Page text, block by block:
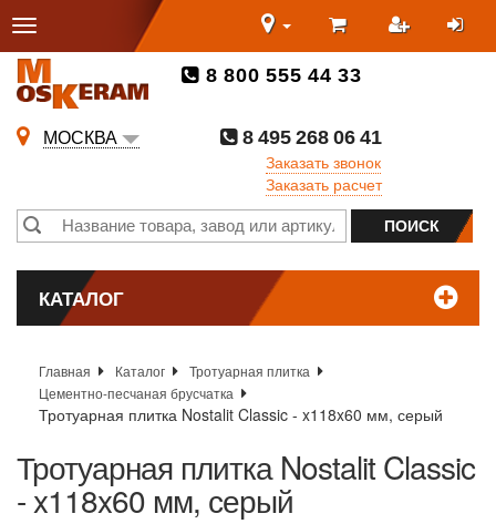
8 800 555 44 33
МОСКВА
8 495 268 06 41
Заказать звонок
Заказать расчет
КАТАЛОГ
Главная Каталог
Тротуарная плитка
Цементно-песчаная брусчатка
Тротуарная плитка Nostalit Classic - x118x60 мм, серый
Тротуарная плитка Nostalit Classic
- x118x60 мм, серый